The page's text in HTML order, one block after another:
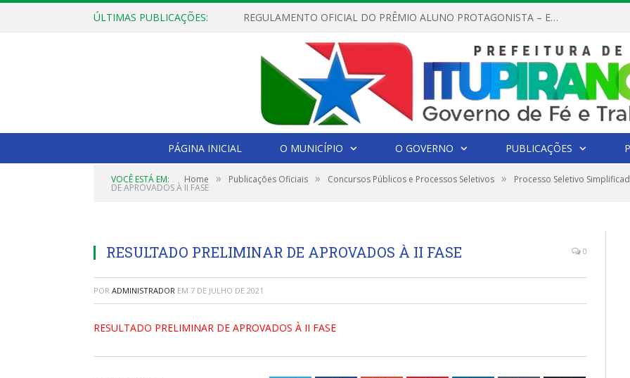
ÚLTIMAS PUBLICAÇÕES: REGULAMENTO OFICIAL DO PRÊMIO ALUNO PROTAGONISTA – EDIÇÃO 2026
PÁGINA INICIAL O MUNICÍPIO O GOVERNO PUBLICAÇÕES
VOCÊ ESTÁ EM: Home » Publicações Oficiais » Concursos Públicos e Processos Seletivos » Processo Seletivo
DE APROVADOS À II FASE
RESULTADO PRELIMINAR DE APROVADOS À II FASE 0
POR ADMINISTRADOR EM 7 DE JULHO DE 2021
RESULTADO PRELIMINAR DE APROVADOS À II FASE